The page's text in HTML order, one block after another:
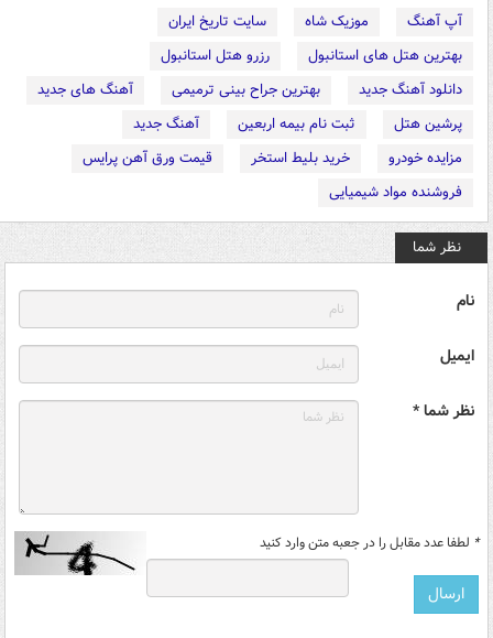
آپ آهنگ موزیک شاه
سایت تاریخ ایران
بهترین هتل های استانبول
رزرو هتل استانبول
دانلود آهنگ جدید
بهترین جراح بینی ترمیمی
آهنگ های جدید
پرشین هتل
ثبت نام بیمه اربعین
آهنگ جدید
مزایده خودرو
خرید بلیط استخر
قیمت ورق آهن پرایس
فروشنده مواد شیمیایی
نظر شما
نام
ایمیل
نظر شما *
* لطفا عدد مقابل را در جعبه متن وارد کنید